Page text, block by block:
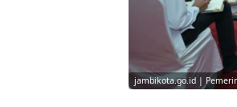
jambikota.go.id |